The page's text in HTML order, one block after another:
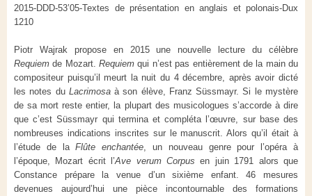
2015-DDD-53’05-Textes de présentation en anglais et polonais-Dux
1210
Piotr Wajrak propose en 2015 une nouvelle lecture du célèbre
Requiem de Mozart.Requiem qui n’est pas entièrement de la main du
compositeur puisqu’il meurt la nuit du 4 décembre, après avoir dicté
les notes du Lacrimosaà son élève, Franz Süssmayr. Si le mystère
de sa mort reste entier, la plupart des musicologues s’accorde à dire
que c’est Süssmayr qui termina et compléta l’œuvre, sur base des
nombreuses indications inscrites sur le manuscrit. Alors qu’il était à
l’étude de laFlûte enchantée , un nouveau genre pour l’opéra à
l’époque, Mozart écrit l’Ave verum Corpusen juin 1791 alors que
Constance prépare la venue d’un sixième enfant. 46 mesures
devenues aujourd’hui une pièce incontournable des formations